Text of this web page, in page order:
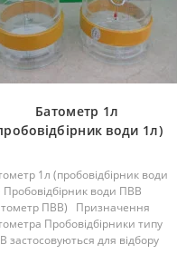
Батометр 1л
води 1л)
1л (пробовідбірник води
Пробовідбірник води ПВВ
ПВВ) Призначення
Пробовідбірники типу
застосовуються для відбору